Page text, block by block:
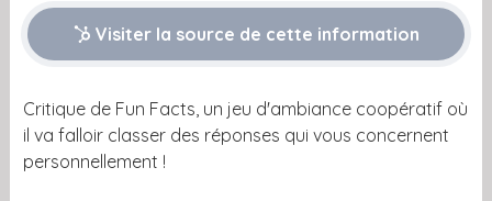
Visiter la source de cette information
Critique de Fun Facts, un jeu d'ambiance coopératif où
il va falloir classer des réponses qui vous concernent
personnellement !